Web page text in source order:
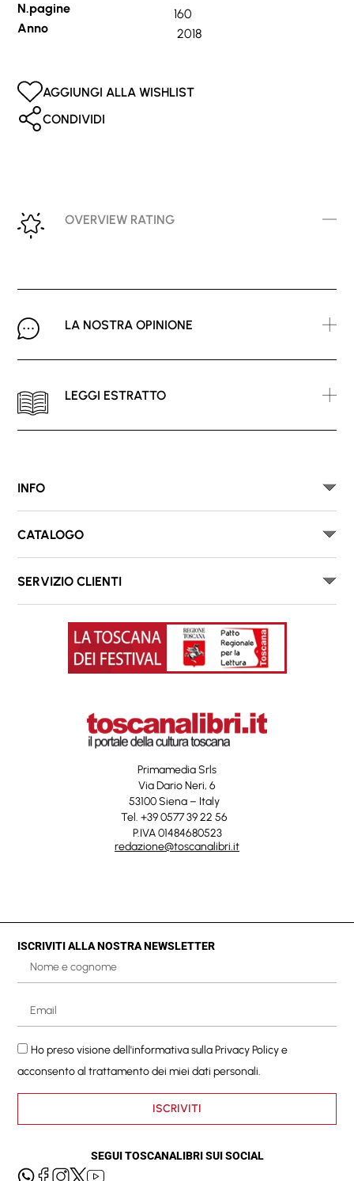
N.pagine
160
Anno
2018
AGGIUNGI ALLA WISHLIST
CONDIVIDI
OVERVIEW RATING
LA NOSTRA OPINIONE
LEGGI ESTRATTO
INFO
CATALOGO
SERVIZIO CLIENTI
Primamedia Srls
Via Dario Neri, 6
53100 Siena – Italy
Tel. +39 0577 39 22 56
P.IVA 01484680523
redazione@toscanalibri.it
ISCRIVITI ALLA NOSTRA NEWSLETTER
Ho preso visione dell'informativa sullaPrivacy Policye
acconsento al trattamento dei miei dati personali.
ISCRIVITI
SEGUI TOSCANALIBRI SUI SOCIAL